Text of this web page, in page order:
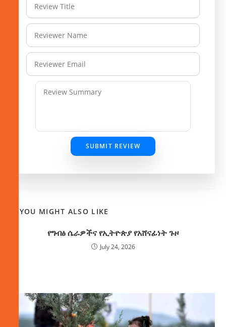
SUBMIT REVIEW
YOU MIGHT ALSO LIKE
የግብፅ ሴራዎችና የኢትዮጵያ የአሸናፊነት ጉዞ
July 24, 2026